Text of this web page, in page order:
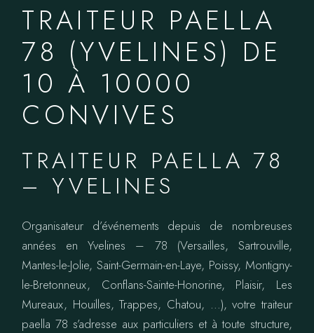
TRAITEUR PAELLA
78 (YVELINES) DE
10 À 10000
CONVIVES
TRAITEUR PAELLA 78
– YVELINES
Organisateur d’événements depuis de nombreuses
années en Yvelines – 78 (Versailles, Sartrouville,
Mantes-le-Jolie, Saint-Germain-en-Laye, Poissy, Montigny-
le-Bretonneux, Conflans-Sainte-Honorine, Plaisir, Les
Mureaux, Houilles, Trappes, Chatou, …), votre traiteur
paella 78 s’adresse aux particuliers et à toute structure,